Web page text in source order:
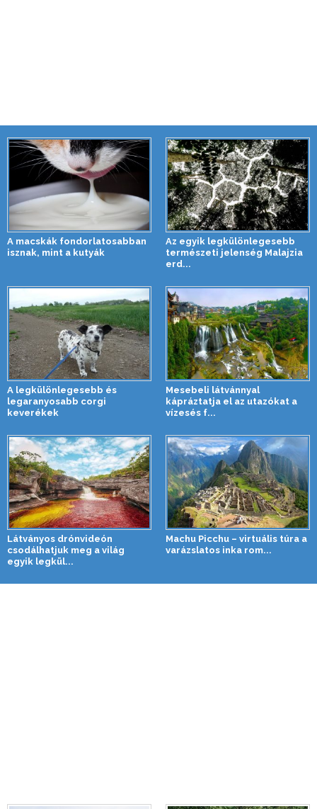
A macskák fondorlatosabban
isznak, mint a kutyák
Az egyik legkülönlegesebb
természeti jelenség Malajzia
erd...
A legkülönlegesebb és
legaranyosabb corgi
keverékek
Mesebeli látvánnyal
kápráztatja el az utazókat a
vízesés f...
Látványos drónvideón
csodálhatjuk meg a világ
egyik legkül...
Machu Picchu – virtuális túra a
varázslatos inka rom...